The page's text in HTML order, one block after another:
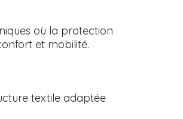
où la protection
et mobilité.
textile adaptée